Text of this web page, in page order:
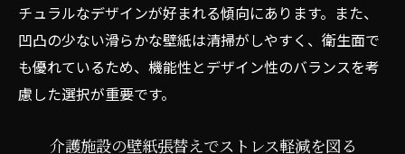
チュラルなデザインが好まれる傾向にあります。また、
凹凸の少ない滑らかな壁紙は清掃がしやすく、衛生面で
も優れているため、機能性とデザイン性のバランスを考
慮した選択が重要です。
介護施設の壁紙張替えでストレス軽減を図る